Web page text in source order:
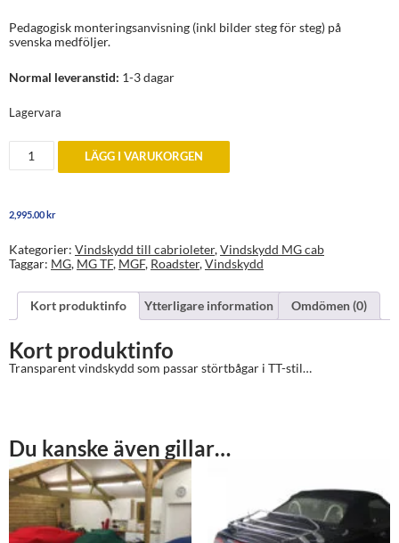
Pedagogisk monteringsanvisning (inkl bilder steg för steg) på
svenska medföljer.
Normal leveranstid: 1-3 dagar
Lagervara
Vindskydd
stil
1995+
LÄGG I VARUKORGEN
2,995.00kr
Kategorier: Vindskydd till cabrioleter,Vindskydd MG cab
Taggar: MG, MG TF, MGF, Roadster,Vindskydd
Kort produktinfo Ytterligare information Omdömen (0)
Kort produktinfo
Transparent vindskydd som passar störtbågar i TT-stil…
Du kanske även gillar…